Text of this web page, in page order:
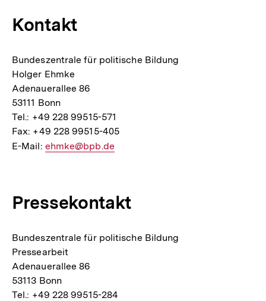
Kontakt
Bundeszentrale für politische Bildung
Holger Ehmke
Adenauerallee 86
53111 Bonn
Tel.: +49 228 99515-571
Fax: +49 228 99515-405
E-Mail: E-
ehmke@bpb.de
Pressekontakt
Bundeszentrale für politische Bildung
Pressearbeit
Adenauerallee 86
53113 Bonn
Tel.: +49 228 99515-284